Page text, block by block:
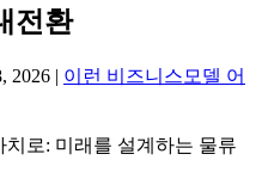
전환
2026 | 이런 비즈니스모델 어